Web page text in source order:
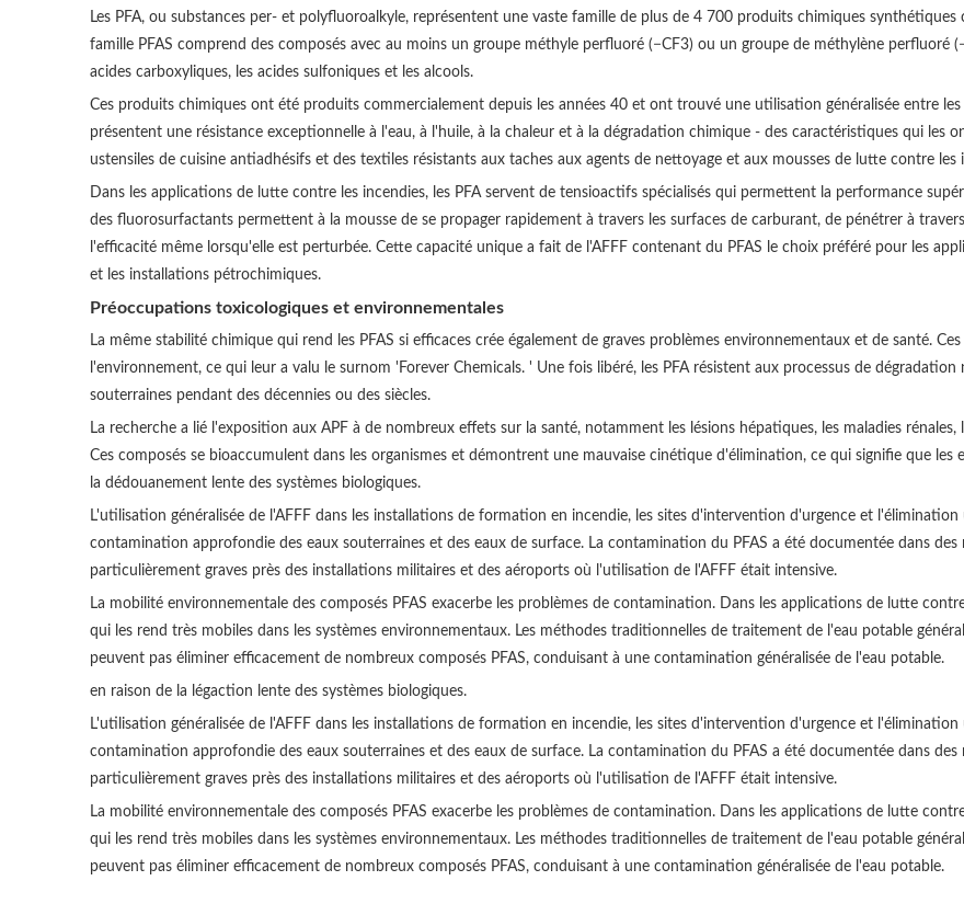
Les PFA, ou substances per- et polyfluoroalkyle, représentent une vaste famille de plus de 4 700 produits chimiques
famille PFAS comprend des composés avec au moins un groupe méthyle perfluoré (−CF3) ou un groupe de méthylène perfluoré
acides carboxyliques, les acides sulfoniques et les alcools.
Ces produits chimiques ont été produits commercialement depuis les années 40 et ont trouvé une utilisation généralisée entre
présentent une résistance exceptionnelle à l'eau, à l'huile, à la chaleur et à la dégradation chimique - des caractéristiques qui les
ustensiles de cuisine antiadhésifs et des textiles résistants aux taches aux agents de nettoyage et aux mousses de lutte contre les
Dans les applications de lutte contre les incendies, les PFA servent de tensioactifs spécialisés qui permettent la performance
des fluorosurfactants permettent à la mousse de se propager rapidement à travers les surfaces de carburant, de pénétrer à
l'efficacité même lorsqu'elle est perturbée. Cette capacité unique a fait de l'AFFF contenant du PFAS le choix préféré pour les
et les installations pétrochimiques.
Préoccupations toxicologiques et environnementales
La même stabilité chimique qui rend les PFAS si efficaces crée également de graves problèmes environnementaux et de santé.
l'environnement, ce qui leur a valu le surnom 'Forever Chemicals. ' Une fois libéré, les PFA résistent aux processus de
souterraines pendant des décennies ou des siècles.
La recherche a lié l'exposition aux APF à de nombreux effets sur la santé, notamment les lésions hépatiques, les maladies
Ces composés se bioaccumulent dans les organismes et démontrent une mauvaise cinétique d'élimination, ce qui signifie que
la dédouanement lente des systèmes biologiques.
L'utilisation généralisée de l'AFFF dans les installations de formation en incendie, les sites d'intervention d'urgence et
contamination approfondie des eaux souterraines et des eaux de surface. La contamination du PFAS a été documentée dans des
particulièrement graves près des installations militaires et des aéroports où l'utilisation de l'AFFF était intensive.
La mobilité environnementale des composés PFAS exacerbe les problèmes de contamination. Dans les applications de lutte
qui les rend très mobiles dans les systèmes environnementaux. Les méthodes traditionnelles de traitement de l'eau potable
peuvent pas éliminer efficacement de nombreux composés PFAS, conduisant à une contamination généralisée de l'eau potable.
en raison de la légaction lente des systèmes biologiques.
L'utilisation généralisée de l'AFFF dans les installations de formation en incendie, les sites d'intervention d'urgence et
contamination approfondie des eaux souterraines et des eaux de surface. La contamination du PFAS a été documentée dans des
particulièrement graves près des installations militaires et des aéroports où l'utilisation de l'AFFF était intensive.
La mobilité environnementale des composés PFAS exacerbe les problèmes de contamination. Dans les applications de lutte
qui les rend très mobiles dans les systèmes environnementaux. Les méthodes traditionnelles de traitement de l'eau potable
peuvent pas éliminer efficacement de nombreux composés PFAS, conduisant à une contamination généralisée de l'eau potable.